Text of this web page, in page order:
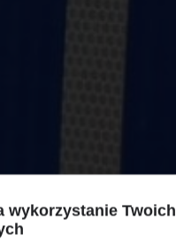
wykorzystanie Twoich